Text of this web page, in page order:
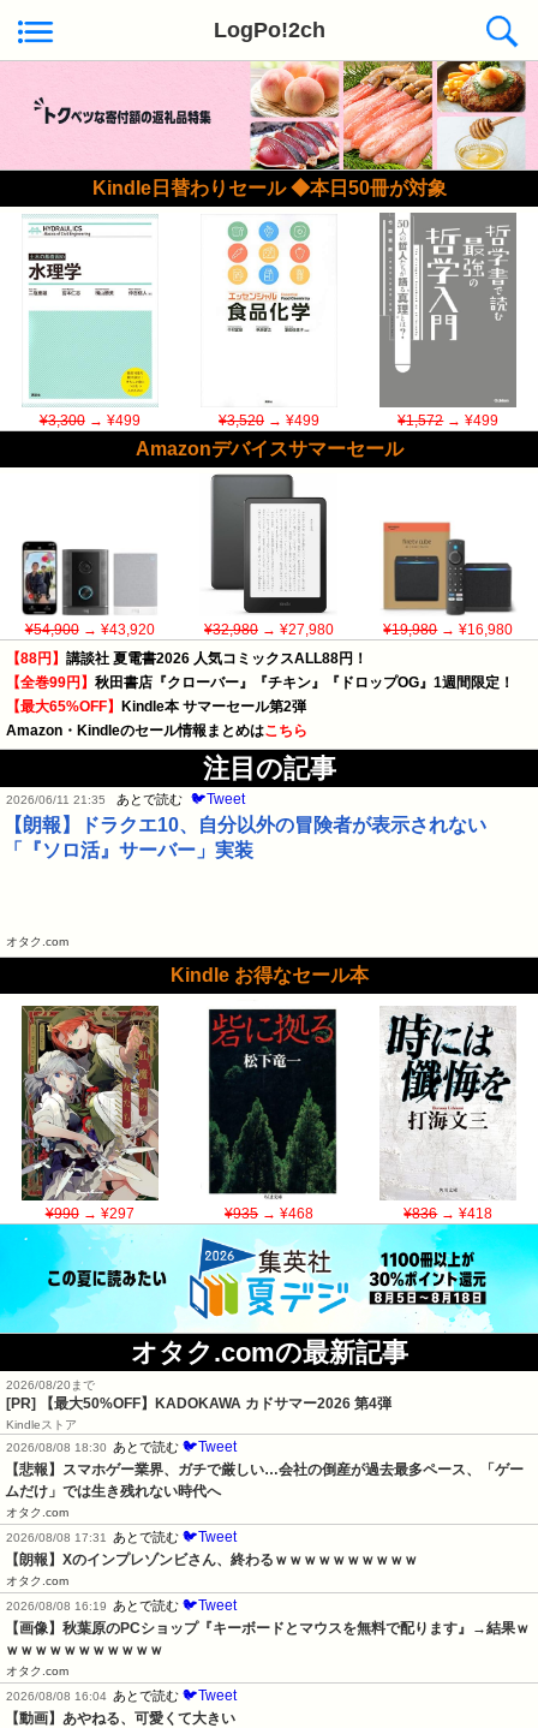
LogPo!2ch
Kindle日替わりセール ◆本日50冊が対象
¥3,300→ ¥499 ¥3,520→ ¥499 ¥1,572→ ¥499
Amazonデバイスサマーセール
¥54,900→ ¥43,920 ¥32,980→ ¥27,980 ¥19,980→ ¥16,980
【88円】 講談社 夏電書2026 人気コミックスALL88円！
【全巻99円】 秋田書店『クローバー』『チキン』『ドロップOG』1週間限定！
【最大65%OFF】
Kindle本 サマーセール第2弾
Amazon・Kindleのセール情報まとめはこちら
注目の記事
2026/06/11 21:35 あとで読む 🐦Tweet
【朗報】ドラクエ10、自分以外の冒険者が表示されない
「『ソロ活』サーバー」実装
オタク.com
Kindle お得なセール本
¥990→ ¥297 ¥935→ ¥468 ¥836→ ¥418
オタク.comの最新記事
2026/08/20まで
[PR] 【最大50%OFF】KADOKAWA カドサマー2026 第4弾
Kindleストア
2026/08/08 18:30
あとで読む 🐦Tweet
【悲報】スマホゲー業界、ガチで厳しい…会社の倒産が過去最多ペース、「ゲー
ムだけ」では生き残れない時代へ
オタク.com
2026/08/08 17:31
あとで読む 🐦Tweet
【朗報】Xのインプレゾンビさん、終わるｗｗｗｗｗｗｗｗｗｗ
オタク.com
2026/08/08 16:19
あとで読む 🐦Tweet
【画像】秋葉原のPCショップ『キーボードとマウスを無料で配ります』→結果ｗ
ｗｗｗｗｗｗｗｗｗｗｗ
オタク.com
2026/08/08 16:04 あとで読む 🐦Tweet
【動画】あやねる、可愛くて大きい